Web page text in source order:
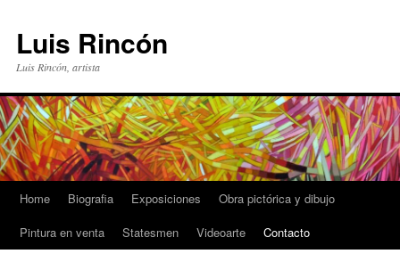
Luis Rincón
Luis Rincón, artista
Home Biografia Exposiciones
Obra pictórica y dibujo
Pintura en venta
Statesmen Videoarte Contacto